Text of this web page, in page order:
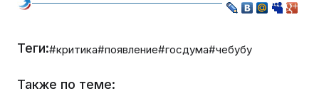
Теги:#критика#появление#госдума#чебубу
Также по теме: